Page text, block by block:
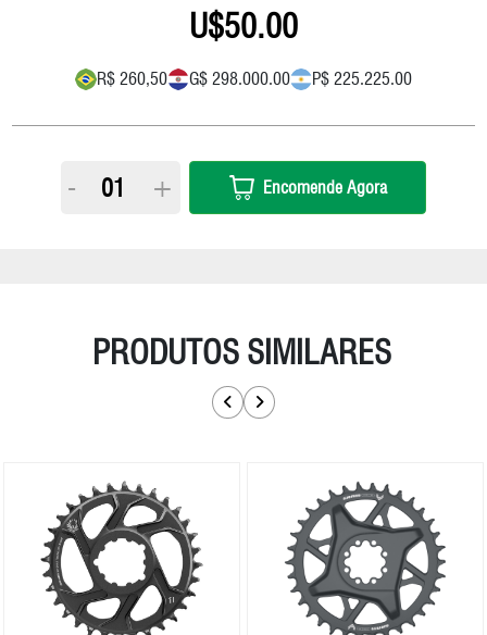
50.00
R$ 260,50 G$ 298.000.00 P$ 225.225.00
- + Encomende Agora
PRODUTOS SIMILARES